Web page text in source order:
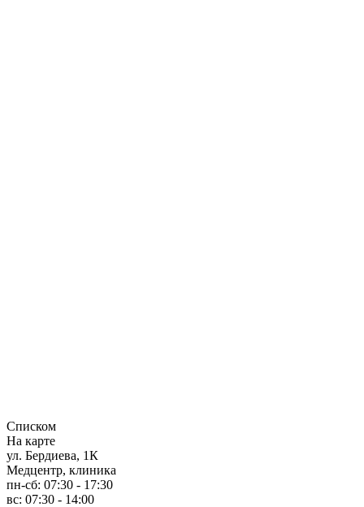
Списком
На карте
ул. Бердиева, 1К
Медцентр, клиника
пн-сб: 07:30 - 17:30
вс: 07:30 - 14:00